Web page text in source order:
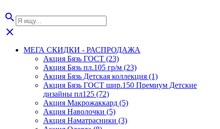
search
close
МЕГА СКИДКИ - РАСПРОДАЖА
Акция Бязь ГОСТ (23)
Акция Бязь пл.105 гр/м (23)
Акция Бязь Детская коллекция (1)
Акция Бязь ГОСТ шир.150 Премиум Детские
дизайны пл125 (72)
Акция Макрожаккард (5)
Акция Наволочки (5)
Акция Наматрасники (3)